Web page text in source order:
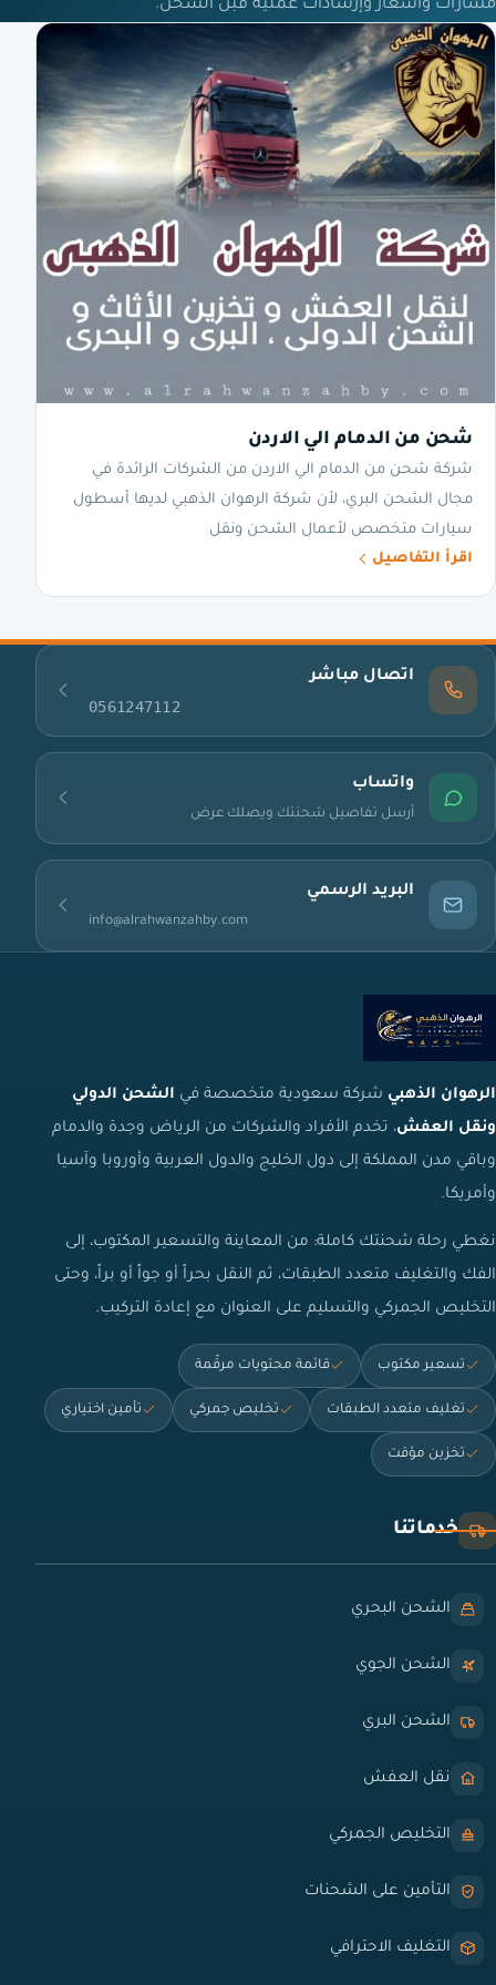
مسارات وأسعار وإرشادات عملية قبل الشحن.
شحن من الدمام الي الاردن
شركة شحن من الدمام الي الاردن من الشركات الرائدة في
مجال الشحن البري، لأن شركة الرهوان الذهبي لديها أسطول
سيارات متخصص لأعمال الشحن ونقل
اقرأ التفاصيل
اتصال مباشر
0561247112
واتساب
أرسل تفاصيل شحنتك ويصلك عرض
البريد الرسمي
info@alrahwanzahby.com
الرهوان الذهبي شركة سعودية متخصصة في الشحن الدولي
ونقل العفش، تخدم الأفراد والشركات من الرياض وجدة والدمام
وباقي مدن المملكة إلى دول الخليج والدول العربية وأوروبا وآسيا
وأمريكا.
نغطي رحلة شحنتك كاملة: من المعاينة والتسعير المكتوب، إلى
الفك والتغليف متعدد الطبقات، ثم النقل بحراً أو جواً أو براً، وحتى
التخليص الجمركي والتسليم على العنوان مع إعادة التركيب.
تسعير مكتوب قائمة محتويات مرقّمة
تغليف متعدد الطبقات تخليص جمركي تأمين اختياري
تخزين مؤقت
خدماتنا
الشحن البحري
الشحن الجوي
الشحن البري
نقل العفش
التخليص الجمركي
التأمين على الشحنات
التغليف الاحترافي